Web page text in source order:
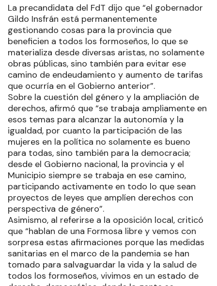
La precandidata del FdT dijo que “el gobernador
Gildo Insfrán está permanentemente
gestionando cosas para la provincia que
beneficien a todos los formoseños, lo que se
materializa desde diversas aristas, no solamente
obras públicas, sino también para evitar ese
camino de endeudamiento y aumento de tarifas
que ocurría en el Gobierno anterior”.
Sobre la cuestión del género y la ampliación de
derechos, afirmó que “se trabaja ampliamente en
esos temas para alcanzar la autonomía y la
igualdad, por cuanto la participación de las
mujeres en la política no solamente es bueno
para todas, sino también para la democracia;
desde el Gobierno nacional, la provincia y el
Municipio siempre se trabaja en ese camino,
participando activamente en todo lo que sean
proyectos de leyes que amplíen derechos con
perspectiva de género”.
Asimismo, al referirse a la oposición local, criticó
que “hablan de una Formosa libre y vemos con
sorpresa estas afirmaciones porque las medidas
sanitarias en el marco de la pandemia se han
tomado para salvaguardar la vida y la salud de
todos los formoseños, vivimos en un estado de